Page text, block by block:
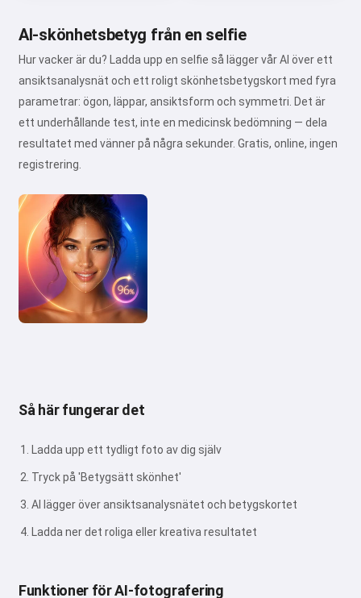
AI-skönhetsbetyg från en selfie
Hur vacker är du? Ladda upp en selfie så lägger vår AI över ett
ansiktsanalysnät och ett roligt skönhetsbetygskort med fyra
parametrar: ögon, läppar, ansiktsform och symmetri. Det är
ett underhållande test, inte en medicinsk bedömning — dela
resultatet med vänner på några sekunder. Gratis, online, ingen
registrering.
Så här fungerar det
Ladda upp ett tydligt foto av dig själv
Tryck på 'Betygsätt skönhet'
AI lägger över ansiktsanalysnätet och betygskortet
Ladda ner det roliga eller kreativa resultatet
Funktioner för AI-fotografering